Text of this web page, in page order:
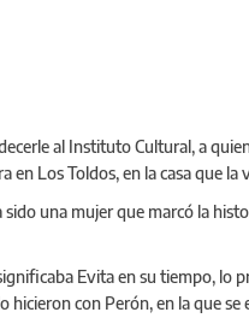
al Instituto Cultural, a
Los Toldos, en la casa que la
una mujer que marcó la
Evita en su tiempo, lo
con Perón, en la que se